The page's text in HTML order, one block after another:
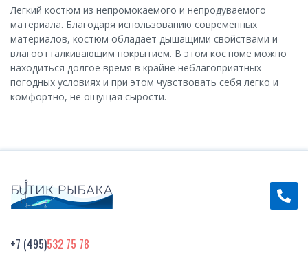
Легкий костюм из непромокаемого и непродуваемого
материала. Благодаря использованию современных
материалов, костюм обладает дышащими свойствами и
влагоотталкивающим покрытием. В этом костюме можно
находиться долгое время в крайне неблагоприятных
погодных условиях и при этом чувствовать себя легко и
комфортно, не ощущая сырости.
+7 (495)532 75 78